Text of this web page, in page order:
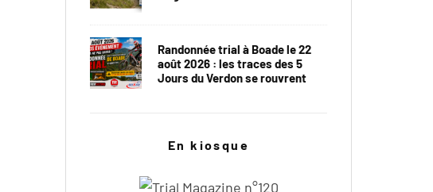
Randonnée trial à Boade le 22
août 2026 : les traces des 5
Jours du Verdon se rouvrent
En kiosque